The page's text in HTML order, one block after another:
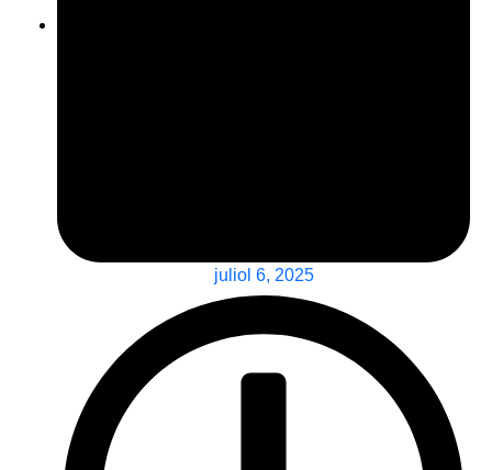
juliol 6, 2025